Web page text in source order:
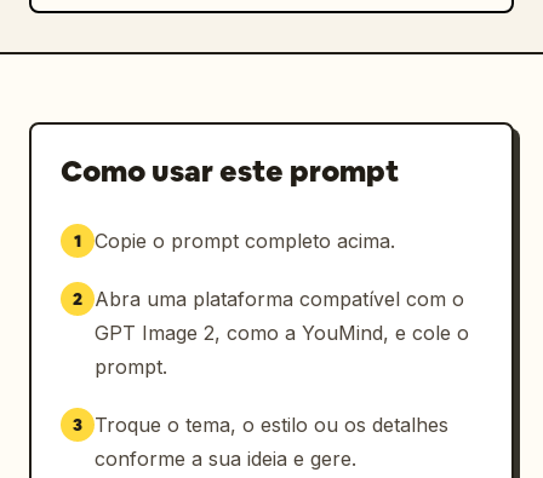
Como usar este prompt
1 Copie o prompt completo acima.
2
Abra uma plataforma compatível com o
GPT Image 2, como a YouMind, e cole o
prompt.
3
Troque o tema, o estilo ou os detalhes
conforme a sua ideia e gere.